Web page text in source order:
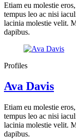
Etiam eu molestie
tempus leo ac nisi
lacinia molestie velit.
dapibus.
Profiles
Ava Davis
Etiam eu molestie
tempus leo ac nisi
lacinia molestie velit.
dapibus.